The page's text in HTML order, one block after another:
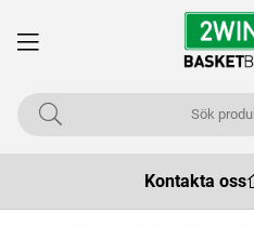
Kontakta oss